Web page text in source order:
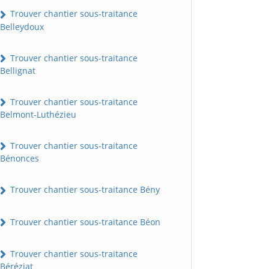
Trouver chantier sous-traitance
Belleydoux
Trouver chantier sous-traitance
Bellignat
Trouver chantier sous-traitance
Belmont-Luthézieu
Trouver chantier sous-traitance
Bénonces
Trouver chantier sous-traitance Bény
Trouver chantier sous-traitance Béon
Trouver chantier sous-traitance
Béréziat